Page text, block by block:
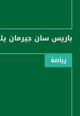
باريس سان جيرمان
رياضة